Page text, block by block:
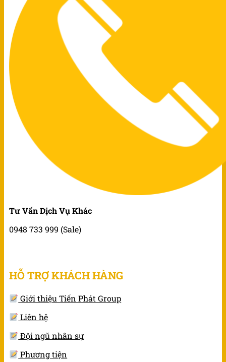
Tư Vấn Dịch Vụ Khác
0948 733 999 (Sale)
HỖ TRỢ KHÁCH HÀNG
Giới thiệu Tiến Phát Group
Liên hệ
Đội ngũ nhân sự
Phương tiện